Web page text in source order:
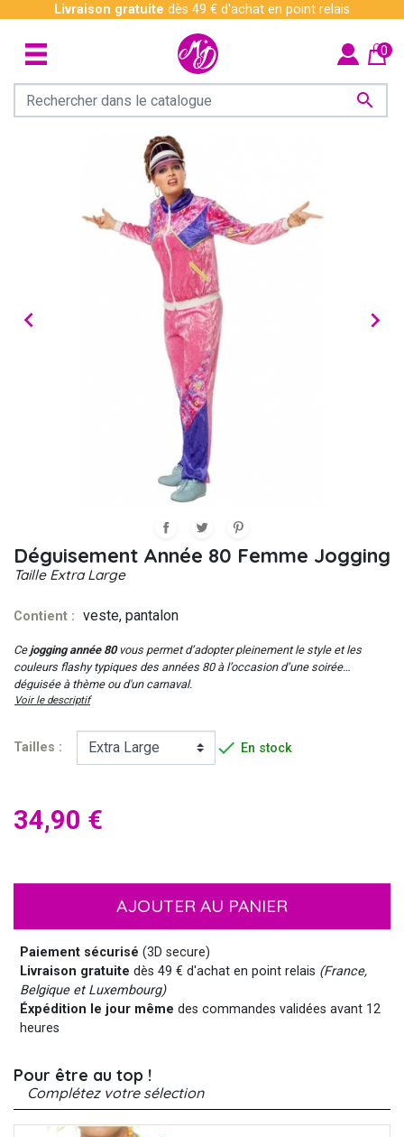
Livraison gratuite dès 49 € d'achat en point relais

0
 
Déguisement Année 80 Femme Jogging
Taille Extra Large
Contient : veste, pantalon
Ce jogging année 80vous permet d’adopter pleinement le style et les
couleurs flashy typiques des années 80 à l’occasion d’une soirée
déguisée à thème ou d'un carnaval.
Voir le descriptif
Tailles :  En stock
34,90 €
AJOUTER AU PANIER
Paiement sécurisé (3D secure)
Livraison gratuite dès 49 € d'achat en point relais (France,
Belgique et Luxembourg)
Éxpédition le jour même des commandes validées avant 12
heures
Pour être au top !
Complétez votre sélection